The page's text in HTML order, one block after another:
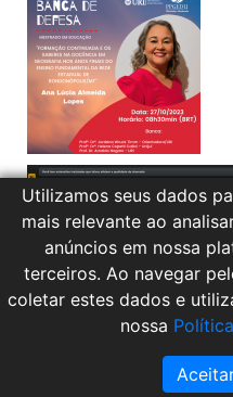
Utilizamos seus dados
mais relevante ao
anúncios em nossa
terceiros. Ao navegar
coletar estes dados e
nossa